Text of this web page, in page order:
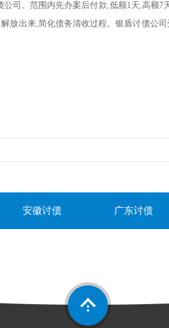
司。范围内先办案后付款,低额1天,高额
放出来,简化债务清收过程。银盾讨债公
安徽讨债 广东讨债